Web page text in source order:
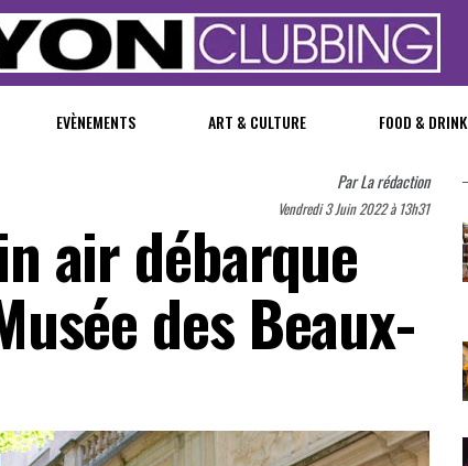
EVÈNEMENTS ART & CULTURE FOOD & DRINK
ParLa rédaction
Vendredi 3 Juin 2022 à 13h31
air débarque
des Beaux-